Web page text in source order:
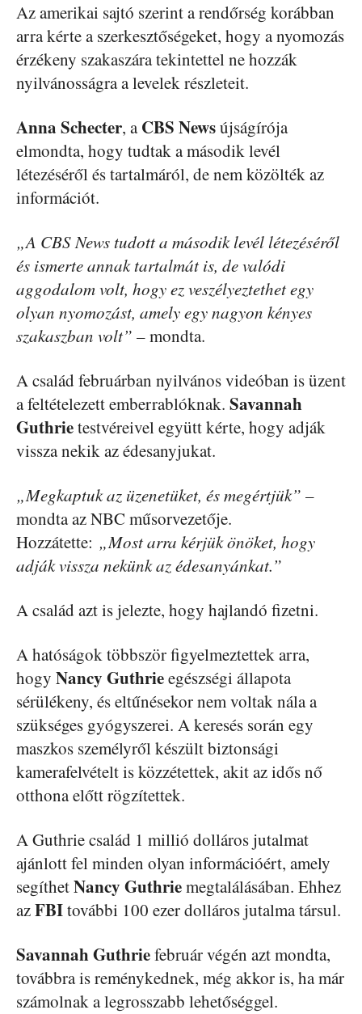
Az amerikai sajtó szerint a rendőrség korábban
arra kérte a szerkesztőségeket, hogy a nyomozás
érzékeny szakaszára tekintettel ne hozzák
nyilvánosságra a levelek részleteit.
Anna Schecter, aCBS Newsújságírója
elmondta, hogy tudtak a második levél
létezéséről és tartalmáról, de nem közölték az
információt.
„A CBS News tudott a második levél létezéséről
és ismerte annak tartalmát is, de valódi
aggodalom volt, hogy ez veszélyeztethet egy
olyan nyomozást, amely egy nagyon kényes
szakaszban volt” – mondta.
A család februárban nyilvános videóban is üzent
a feltételezett emberrablóknak. Savannah
Guthrietestvéreivel együtt kérte, hogy adják
vissza nekik az édesanyjukat.
„Megkaptuk az üzenetüket, és megértjük” –
mondta az NBC műsorvezetője.
Hozzátette: „Most arra kérjük önöket, hogy
adják vissza nekünk az édesanyánkat.”
A család azt is jelezte, hogy hajlandó fizetni.
A hatóságok többször figyelmeztettek arra,
hogy Nancy Guthrieegészségi állapota
sérülékeny, és eltűnésekor nem voltak nála a
szükséges gyógyszerei. A keresés során egy
maszkos személyről készült biztonsági
kamerafelvételt is közzétettek, akit az idős nő
otthona előtt rögzítettek.
A Guthrie család 1 millió dolláros jutalmat
ajánlott fel minden olyan információért, amely
segíthetNancy Guthriemegtalálásában. Ehhez
azFBItovábbi 100 ezer dolláros jutalma társul.
Savannah Guthriefebruár végén azt mondta,
továbbra is reménykednek, még akkor is, ha már
számolnak a legrosszabb lehetőséggel.